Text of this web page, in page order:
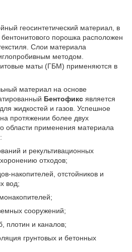
геосинтетический материал, в
порошка расположен
Слои материала
методом.
маты (ГБМ) применяются в
материал на основе
Бентофикс является
жидкостей и газов. Успешное
на протяжении более двух
области применения материала
и рекультивационных
отходов;
накопителей, отстойников и
вод;
сооружений;
плотин и каналов;
грунтовых и бетонных